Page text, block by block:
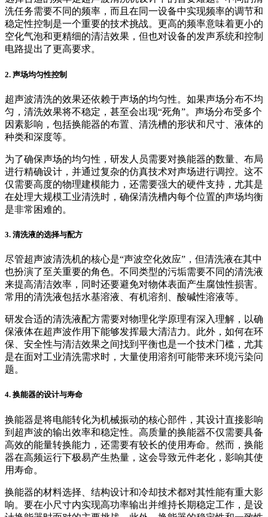
洗任务需要不同的频率，而且在同一设备中实现频率的调节和
稳定性控制是一个重要的技术挑战。更高的频率意味着更小的
空化气泡和更精细的清洁效果，但也对设备的发声系统和控制
电路提出了更高要求。
2. 声场均匀性控制
超声波清洗的效果还依赖于声场的均匀性。如果声场分布不均
匀，清洗效果将不稳定，甚至会出现“死角”。声场分布受多个
因素影响，包括换能器的布置、清洗槽的形状和尺寸、液体的
种类和深度等。
为了确保声场的均匀性，研发人员需要对换能器的数量、布局
进行精确设计，并通过复杂的仿真技术对声场进行调控。这不
仅需要高度的物理建模能力，还需要强大的硬件支持，尤其是
在处理大规模工业清洗时，确保清洗槽内每个位置的声场均衡
是非常困难的。
3. 清洗液的选择与配方
尽管超声波清洗机的核心是“声波空化效应”，但清洗液在其中
也扮演了至关重要的角色。不同类型的污垢需要不同的清洗液
来提高清洁效率，同时还要避免对物体表面产生腐蚀性损害。
常用的清洗液包括水基溶液、有机溶剂、酸碱性溶液等。
研发合适的清洗液配方需要对物理化学原理有深入理解，以确
保液体在超声波作用下能够发挥最大清洁力。此外，如何在环
保、安全性与清洁效果之间找到平衡也是一个技术门槛，尤其
是在面对工业清洗需求时，大量使用溶剂可能带来环境污染问
题。
4. 换能器的设计与寿命
换能器是将电能转化为机械振动的核心部件，其设计直接影响
到超声波的输出效率和稳定性。高质量的换能器不仅需要具备
高效的能量转换能力，还需要有较长的使用寿命。然而，换能
器在高频运行下极易产生热量，这会导致元件老化，影响其使
用寿命。
换能器的材料选择、结构设计和冷却技术都对其性能有重大影
响。要在小尺寸内实现高功率输出并维持长期稳定工作，是设